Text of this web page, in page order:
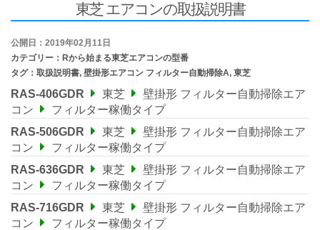
東芝 エアコンの取扱説明書
公開日：2019年02月11日
カテゴリー： Rから始まる東芝エアコンの型番
タグ： 取扱説明書, 壁掛形エアコン フィルター自動掃除A, 東芝
RAS-406GDR 東芝
壁掛形 フィルター自動掃除エア
コン
フィルター稼働タイプ
RAS-506GDR
東芝
壁掛形 フィルター自動掃除エア
コン
フィルター稼働タイプ
RAS-636GDR
東芝
壁掛形 フィルター自動掃除エア
コン
フィルター稼働タイプ
RAS-716GDR
東芝
壁掛形 フィルター自動掃除エア
コン
フィルター稼働タイプ